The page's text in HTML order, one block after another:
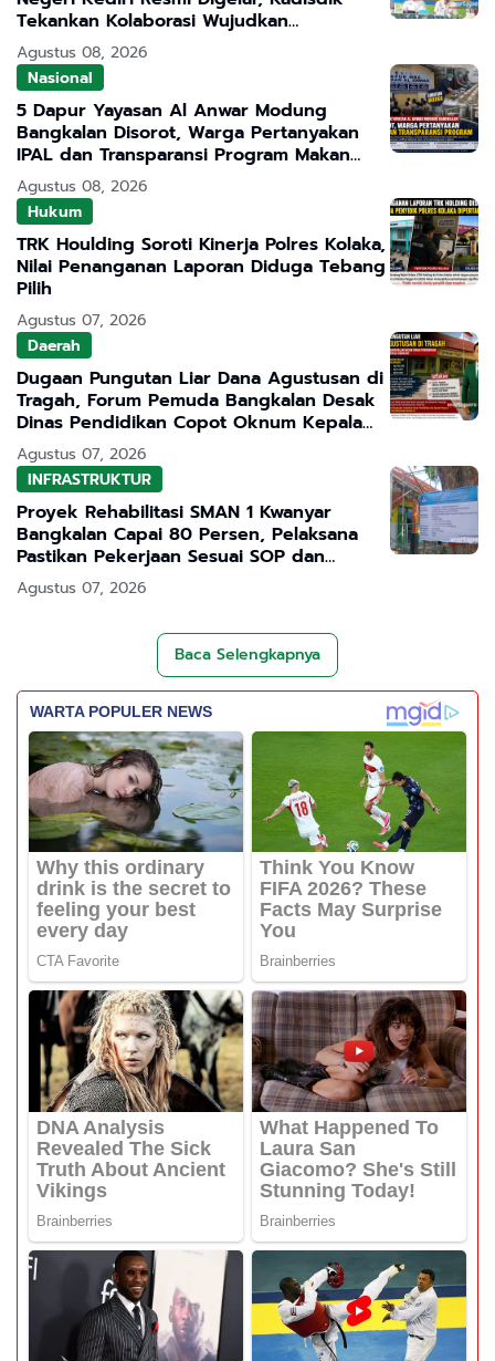
Tekankan Kolaborasi Wujudkan
Pendidikan Bermutu
Agustus 08, 2026
Nasional
5 Dapur Yayasan Al Anwar Modung
Bangkalan Disorot, Warga Pertanyakan
IPAL dan Transparansi Program Makan
Bergizi Gratis
Agustus 08, 2026
Hukum
TRK Houlding Soroti Kinerja Polres Kolaka,
Nilai Penanganan Laporan Diduga Tebang
Pilih
Agustus 07, 2026
Daerah
Dugaan Pungutan Liar Dana Agustusan di
Tragah, Forum Pemuda Bangkalan Desak
Dinas Pendidikan Copot Oknum Kepala
Sekolah
Agustus 07, 2026
INFRASTRUKTUR
Proyek Rehabilitasi SMAN 1 Kwanyar
Bangkalan Capai 80 Persen, Pelaksana
Pastikan Pekerjaan Sesuai SOP dan
Transparan
Agustus 07, 2026
Baca Selengkapnya